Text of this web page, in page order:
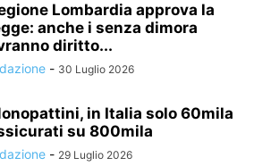
Lombardia approva la
anche i senza dimora
diritto...
- 30 Luglio 2026
in Italia solo 60mila
su 800mila
- 29 Luglio 2026